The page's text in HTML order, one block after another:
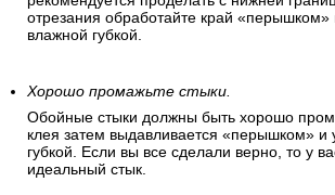
отрезания обработайте край «перышком»
влажной губкой.
Хорошо промажьте стыки.
Обойные стыки должны быть хорошо
клея затем выдавливается «перышком» и
губкой. Если вы все сделали верно, то у
идеальный стык.